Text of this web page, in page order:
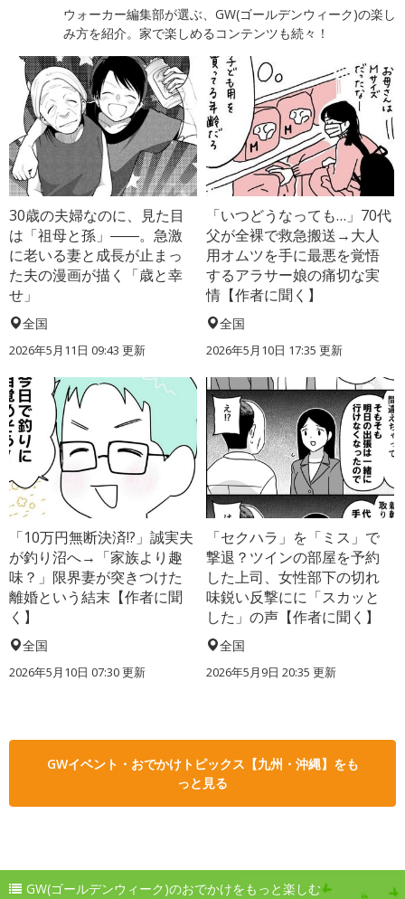
ウォーカー編集部が選ぶ、GW(ゴールデンウィーク)の楽し
み方を紹介。家で楽しめるコンテンツも続々！
30歳の夫婦なのに、見た目
は「祖母と孫」――。急激
に老いる妻と成長が止まっ
た夫の漫画が描く「歳と幸
せ」
全国
2026年5月11日 09:43 更新
「いつどうなっても…」70代
父が全裸で救急搬送→大人
用オムツを手に最悪を覚悟
するアラサー娘の痛切な実
情【作者に聞く】
全国
2026年5月10日 17:35 更新
「10万円無断決済!?」誠実夫
が釣り沼へ→「家族より趣
味？」限界妻が突きつけた
離婚という結末【作者に聞
く】
全国
2026年5月10日 07:30 更新
「セクハラ」を「ミス」で
撃退？ツインの部屋を予約
した上司、女性部下の切れ
味鋭い反撃にに「スカッと
した」の声【作者に聞く】
全国
2026年5月9日 20:35 更新
GWイベント・おでかけトピックス【九州・沖縄】をも
っと見る
GW(ゴールデンウィーク)のおでかけをもっと楽しむ